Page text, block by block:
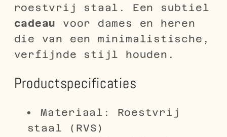
roestvrij staal. Een subtiel
cadeau voor dames en heren
die van een minimalistische,
verfijnde stijl houden.
Productspecificaties
Materiaal: Roestvrij
staal (RVS)